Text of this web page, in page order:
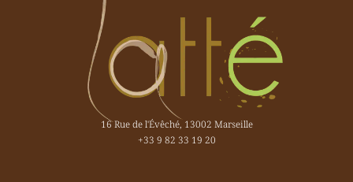
16 Rue de l'Évêché, 13002 Marseille
+33 9 82 33 19 20